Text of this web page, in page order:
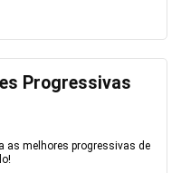
Progressivas
as melhores progressivas de